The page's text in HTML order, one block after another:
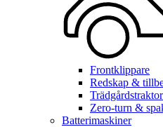
Frontklippare
Redskap &
Zero-turn &
Batterimaskiner